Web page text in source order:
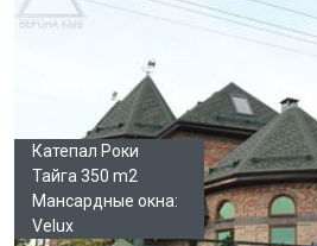
Катепал Роки
Тайга 350 m2
Мансардные окна:
Velux